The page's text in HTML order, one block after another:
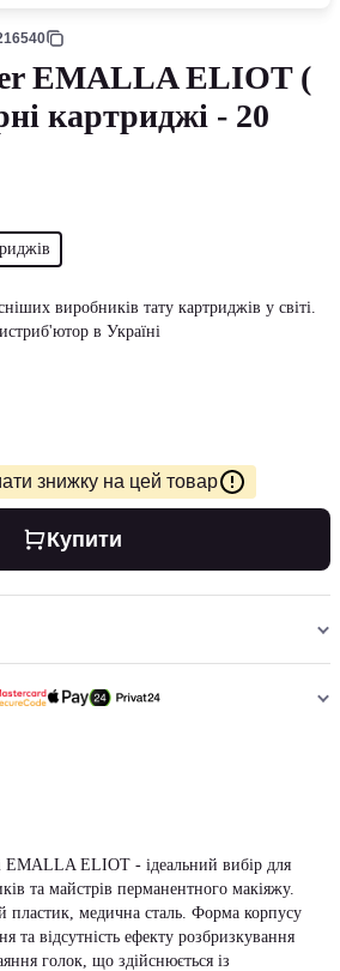
EMALLA ELIOT (
картриджі - 20
виробників тату картриджів у світі.
в Україні
знижку на цей товар
Купити
EMALLA ELIOT - ідеальний вибір для
та майстрів перманентного макіяжу.
пластик, медична сталь. Форма корпусу
та відсутність ефекту розбризкування
голок, що здійснюється із